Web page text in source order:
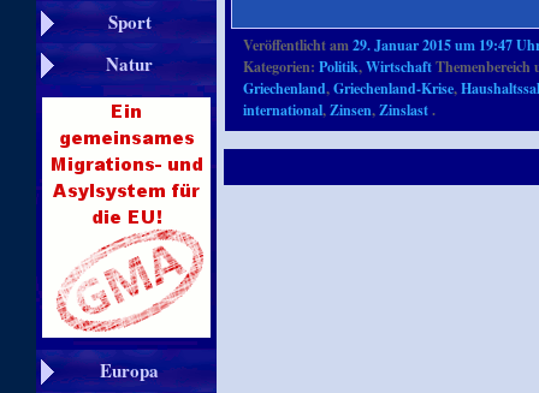
Sport
Natur
Europa
Veröffentlicht am29. Januar 2015 um 19:47
Kategorien:Politik,Wirtschaft
Griechenland,Griechenland-Krise,
international,Zinsen,Zinslast.